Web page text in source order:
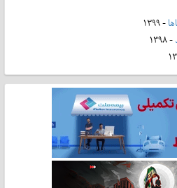
- ۱۳۹۹